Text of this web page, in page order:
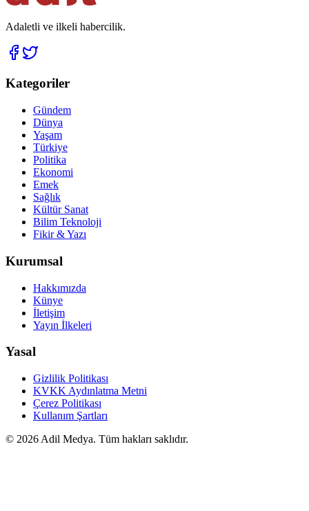
Adaletli ve ilkeli habercilik.
Kategoriler
Gündem
Dünya
Yaşam
Türkiye
Politika
Ekonomi
Emek
Sağlık
Kültür Sanat
Bilim Teknoloji
Fikir & Yazı
Kurumsal
Hakkımızda
Künye
İletişim
Yayın İlkeleri
Yasal
Gizlilik Politikası
KVKK Aydınlatma Metni
Çerez Politikası
Kullanım Şartları
© 2026 Adil Medya. Tüm hakları saklıdır.